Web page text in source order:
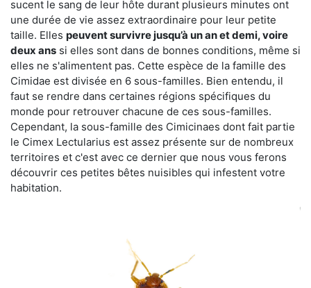
sucent le sang de leur hôte durant plusieurs minutes ont
une durée de vie assez extraordinaire pour leur petite
taille. Elles peuvent survivre jusqu’à un an et demi, voire
deux ans si elles sont dans de bonnes conditions, même si
elles ne s'alimentent pas. Cette espèce de la famille des
Cimidae est divisée en 6 sous-familles. Bien entendu, il
faut se rendre dans certaines régions spécifiques du
monde pour retrouver chacune de ces sous-familles.
Cependant, la sous-famille des Cimicinaes dont fait partie
le Cimex Lectularius est assez présente sur de nombreux
territoires et c'est avec ce dernier que nous vous ferons
découvrir ces petites bêtes nuisibles qui infestent votre
habitation.